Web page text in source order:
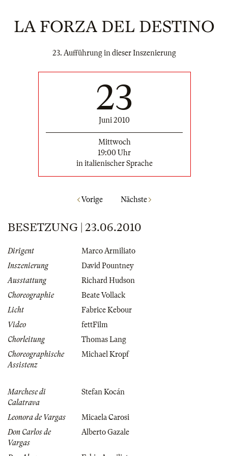
LA FORZA DEL DESTINO
23. Aufführung in dieser Inszenierung
23
Juni 2010
Mittwoch
19:00 Uhr
in italienischer Sprache
Vorige Nächste
BESETZUNG | 23.06.2010
Dirigent
Marco Armiliato
Inszenierung
David Pountney
Ausstattung
Richard Hudson
Choreographie
Beate Vollack
Licht
Fabrice Kebour
Video
fettFilm
Chorleitung
Thomas Lang
Choreographische
Assistenz
Michael Kropf
Marchese di
Calatrava
Stefan Kocán
Leonora de Vargas
Micaela Carosi
Don Carlos de
Vargas
Alberto Gazale